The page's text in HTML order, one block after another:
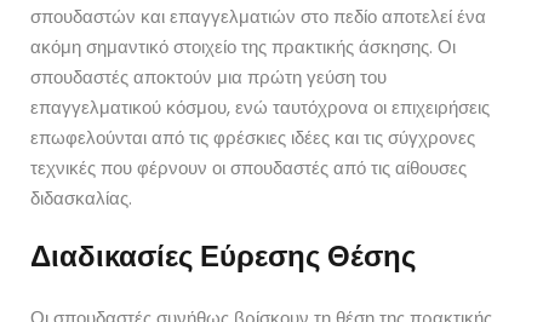
σπουδαστών και επαγγελματιών στο πεδίο αποτελεί ένα
ακόμη σημαντικό στοιχείο της πρακτικής άσκησης. Οι
σπουδαστές αποκτούν μια πρώτη γεύση του
επαγγελματικού κόσμου, ενώ ταυτόχρονα οι επιχειρήσεις
επωφελούνται από τις φρέσκιες ιδέες και τις σύγχρονες
τεχνικές που φέρνουν οι σπουδαστές από τις αίθουσες
διδασκαλίας.
Διαδικασίες Εύρεσης Θέσης